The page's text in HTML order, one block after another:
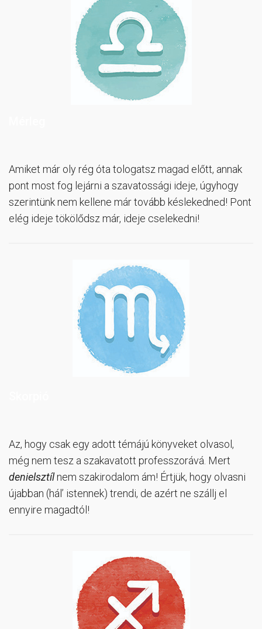
Amiket már oly rég óta tologatsz magad előtt, annak
pont most fog lejárni a szavatossági ideje, úgyhogy
szerintünk nem kellene már tovább késlekedned! Pont
elég ideje tökölődsz már, ideje cselekedni!
Az, hogy csak egy adott témájú könyveket olvasol,
még nem tesz a szakavatott professzorává. Mert
denielsztílnem szakirodalom ám! Értjük, hogy olvasni
újabban (hál’ istennek) trendi, de azért ne szállj el
ennyire magadtól!